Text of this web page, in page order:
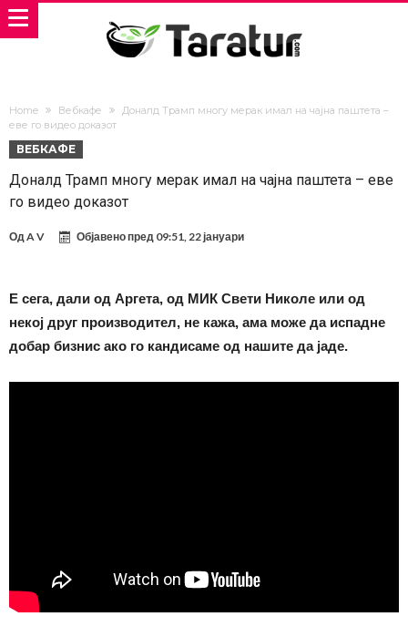
Home Вебкафе
Доналд Трамп многу мерак имал на чајна паштета –
еве го видео доказот
ВЕБКАФЕ
Доналд Трамп многу мерак имал на чајна паштета – еве
го видео доказот
ОдA V Објавено пред 09:51, 22 јануари
Е сега, дали од Аргета, од МИК Свети Николе или од
некој друг производител, не кажа, ама може да испадне
добар бизнис ако го кандисаме од нашите да јаде.